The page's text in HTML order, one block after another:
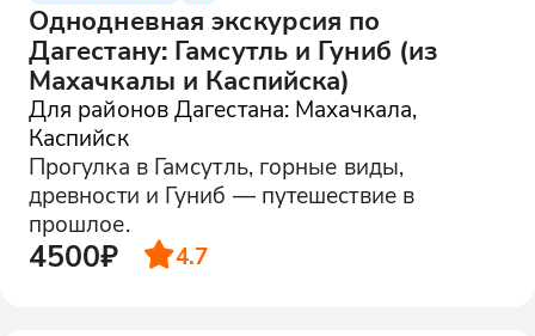
Однодневная экскурсия по
Дагестану: Гамсутль и Гуниб (из
Махачкалы и Каспийска)
Для районов Дагестана: Махачкала,
Каспийск
Прогулка в Гамсутль, горные виды,
древности и Гуниб — путешествие в
прошлое.
4500₽ 4.7